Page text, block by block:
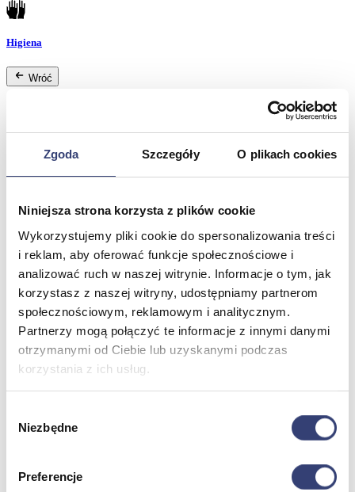
Zgoda Szczegóły O plikach cookies
Niniejsza strona korzysta z plików cookie
Wykorzystujemy pliki cookie do spersonalizowania treści
i reklam, aby oferować funkcje społecznościowe i
analizować ruch w naszej witrynie. Informacje o tym, jak
korzystasz z naszej witryny, udostępniamy partnerom
społecznościowym, reklamowym i analitycznym.
Partnerzy mogą połączyć te informacje z innymi danymi
otrzymanymi od Ciebie lub uzyskanymi podczas
korzystania z ich usług.
zgody
Niezbędne
Preferencje
Higiena
Wróć
Sterylizacja
Materiały opatrunkowe
Strzykawki i igły
Urządzenia
Zobacz wszystko
Profilaktyka i diagnostyka
Pulsoksymetry
Ciśnieniomierze
Inhalatory
Instrumenty diagnostyczne
Termometry